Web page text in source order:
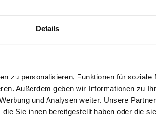
Details
zu personalisieren, Funktionen für soziale
Außerdem geben wir Informationen zu
und Analysen weiter. Unsere
Sie ihnen bereitgestellt haben oder die
MwSt. Abhängig von der Lieferadresse
Zur Wunschliste
Bibliografische Angaben